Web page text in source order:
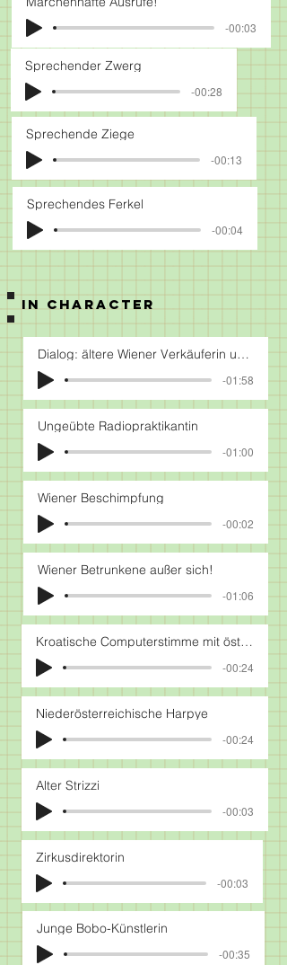
-00:03
Sprechender Zwerg
-00:28
Sprechende Ziege
-00:13
Sprechendes Ferkel
-00:04
Dialog: ältere Wiener Verkäuferin und junge Bobo - Lady
-01:58
Ungeübte Radiopraktikantin
-01:00
Wiener Beschimpfung
-00:02
Wiener Betrunkene außer sich!
-01:06
Kroatische Computerstimme mit österreichischem Akzent
-00:24
Niederösterreichische Harpye
-00:24
Alter Strizzi
-00:03
Zirkusdirektorin
-00:03
Junge Bobo-Künstlerin
-00:35
IN CHARACTER